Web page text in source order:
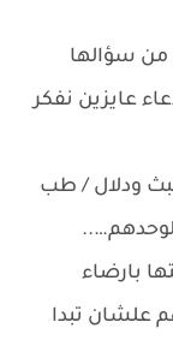
من سؤالها
عايزين نفكر
ودلال / طب
لوحدهم…..
بارضاء
علشان تبدا